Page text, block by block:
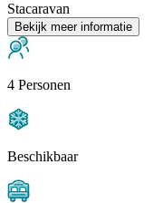
Stacaravan
Bekijk meer informatie
4 Personen
Beschikbaar